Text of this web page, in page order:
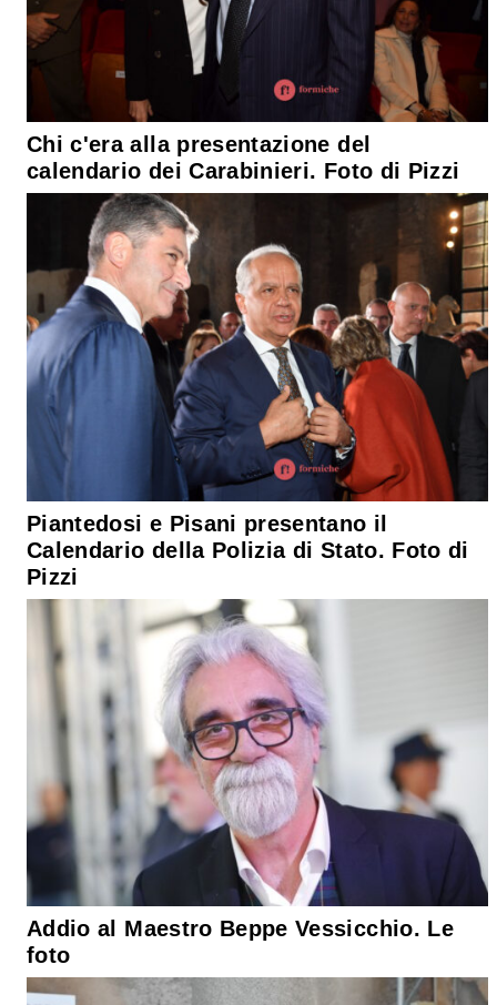
Chi c'era alla presentazione del
calendario dei Carabinieri. Foto di Pizzi
Piantedosi e Pisani presentano il
Calendario della Polizia di Stato. Foto di
Pizzi
Addio al Maestro Beppe Vessicchio. Le
foto